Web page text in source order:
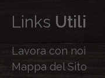
Links Utili
Lavora con noi
Mappa del Sito